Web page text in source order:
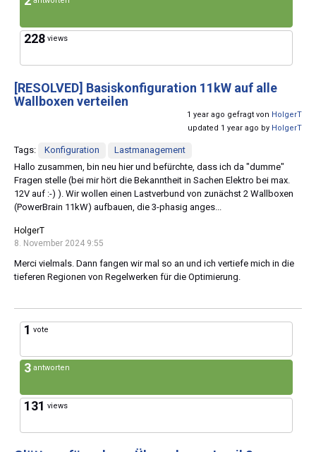
228 views
[RESOLVED] Basiskonfiguration 11kW auf alle
Wallboxen verteilen
1 year ago gefragt von HolgerT
updated 1 year ago by HolgerT
Tags: Konfiguration
Lastmanagement
Hallo zusammen, bin neu hier und befürchte, dass ich da "dumme"
Fragen stelle (bei mir hört die Bekanntheit in Sachen Elektro bei max.
12V auf :-) ). Wir wollen einen Lastverbund von zunächst 2 Wallboxen
(PowerBrain 11kW) aufbauen, die 3-phasig anges...
HolgerT
8. November 2024 9:55
Merci vielmals. Dann fangen wir mal so an und ich vertiefe mich in die
tieferen Regionen von Regelwerken für die Optimierung.
1 vote
3 antworten
131 views